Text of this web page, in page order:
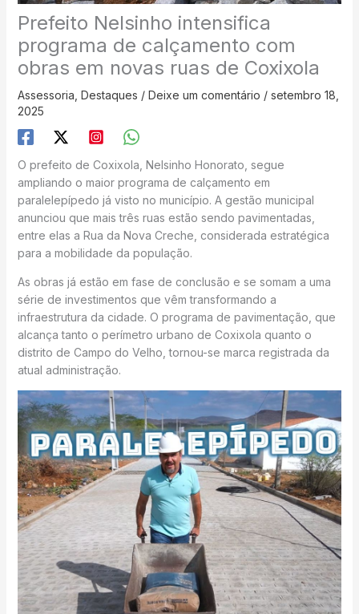
Prefeito Nelsinho intensifica
programa de calçamento com
obras em novas ruas de Coxixola
Assessoria Destaques / Deixe um comentário / setembro 18,
2025
O prefeito de Coxixola, Nelsinho Honorato, segue
ampliando o maior programa de calçamento em
paralelepípedo já visto no município. A gestão municipal
anunciou que mais três ruas estão sendo pavimentadas,
entre elas a Rua da Nova Creche, considerada estratégica
para a mobilidade da população.
As obras já estão em fase de conclusão e se somam a uma
série de investimentos que vêm transformando a
infraestrutura da cidade. O programa de pavimentação, que
alcança tanto o perímetro urbano de Coxixola quanto o
distrito de Campo do Velho, tornou-se marca registrada da
atual administração.